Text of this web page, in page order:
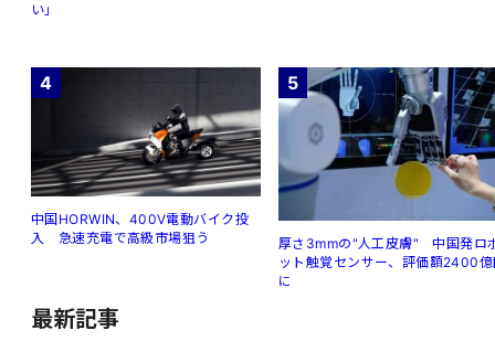
い」
4
中国HORWIN、400V電動バイク投
入 急速充電で高級市場狙う
5
厚さ3mmの"人工皮膚" 中国発ロ
ット触覚センサー、評価額2400
に
最新記事